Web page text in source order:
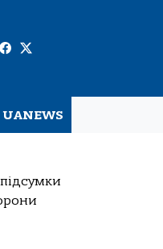
UANEWS